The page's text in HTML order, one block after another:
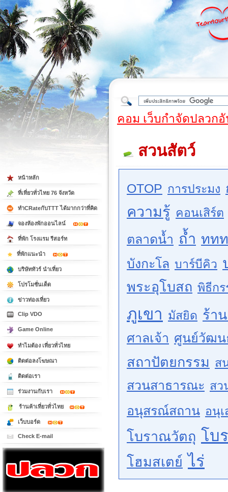
ต้
คอม เว็บกำจัดปลวก
สวนสัตว์
OTOP การประมง
ความรู้ คอนเสิร์ต
ตลาดน้ำ ถ้ำ ทท
บังกะโล บาร์บีคิว
พระอุโบสถ พิธีกร
ภูเขา มัสยิด ร้า
ศาลเจ้า ศูนย์วัฒน
สถาปัตยกรรม ส
สวนสาธารณะ สว
อนุสรณ์สถาน อนุ
โบราณวัตถุ โบ
โฮมสเตย์ ไร่
หน้าหลัก
ที่เที่ยวทั่วไทย 76 จังหวัด
ทำCRateกับTTT ได้มากกว่าที่คิด
จองห้องพักออนไลน์
ที่พัก โรงแรม รีสอร์ท
ที่พักแนะนำ
บริษัททัวร์ นำเที่ยว
โปรโมชั่นเด็ด
ข่าวท่องเที่ยว
Clip VDO
Game Online
ทำไมต้อง เที่ยวทั่วไทย
ติดต่อลงโฆษณา
ติดต่อเรา
ร่วมงานกับเรา
ร้านค้าเที่ยวทั่วไทย
เว็บบอร์ด
Check E-mail